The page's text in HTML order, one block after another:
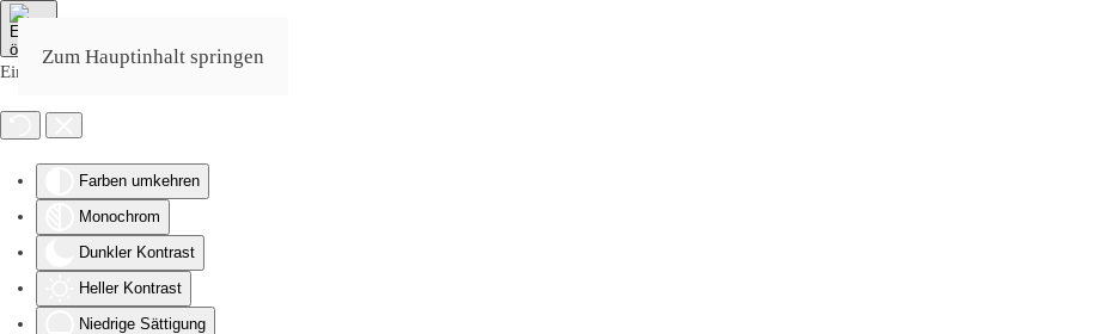
Eingabehilfen öffnen
Farben umkehren
Monochrom
Dunkler Kontrast
Heller Kontrast
Niedrige Sättigung
Zum Hauptinhalt springen